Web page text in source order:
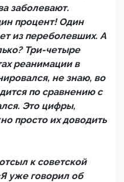
заболевают.
процент! Один
из переболевших. А
Три-четыре
реанимации в
не знаю, во
по сравнению с
Это цифры,
просто их доводить
к советской
уже говорил об